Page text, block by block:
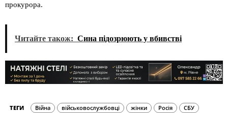
прокурора.
Читайте також: Сина підозрюють у вбивстві
ТЕГИ Війна військовослужбовці жінки Росія СБУ